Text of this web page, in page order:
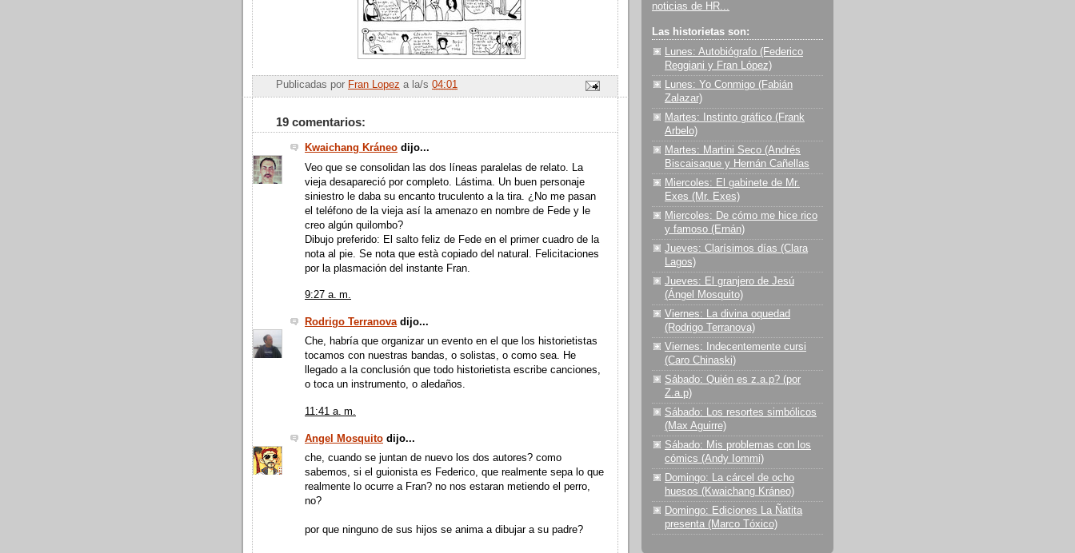
Publicadas por Fran Lopez a la/s 04:01
19 comentarios:
Kwaichang Kráneo dijo...
Veo que se consolidan las dos líneas paralelas de relato. La
vieja desapareció por completo. Lástima. Un buen personaje
siniestro le daba su encanto truculento a la tira. ¿No me pasan
el teléfono de la vieja así la amenazo en nombre de Fede y le
creo algún quilombo?
Dibujo preferido: El salto feliz de Fede en el primer cuadro de la
nota al pie. Se nota que està copiado del natural. Felicitaciones
por la plasmación del instante Fran.
9:27 a. m.
Rodrigo Terranovadijo...
Che, habría que organizar un evento en el que los historietistas
tocamos con nuestras bandas, o solistas, o como sea. He
llegado a la conclusión que todo historietista escribe canciones,
o toca un instrumento, o aledaños.
11:41 a. m.
Angel Mosquito dijo...
che, cuando se juntan de nuevo los dos autores? como
sabemos, si el guionista es Federico, que realmente sepa lo que
realmente lo ocurre a Fran? no nos estaran metiendo el perro,
no?
por que ninguno de sus hijos se anima a dibujar a su padre?
noticias de HR...
Las historietas son:
Lunes: Autobiógrafo (Federico
Reggiani y Fran López)
Lunes: Yo Conmigo (Fabián
Zalazar)
Martes: Instinto gráfico (Frank
Arbelo)
Martes: Martini Seco (Andrés
Biscaisaque y Hernán Cañellas
Miercoles: El gabinete de Mr.
Exes (Mr. Exes)
Miercoles: De cómo me hice rico
y famoso (Ernán)
Jueves: Clarísimos días (Clara
Lagos)
Jueves: El granjero de Jesú
(Ángel Mosquito)
Viernes: La divina oquedad
(Rodrigo Terranova)
Viernes: Indecentemente cursi
(Caro Chinaski)
Sábado: Quién es z.a.p? (por
Z.a.p)
Sábado: Los resortes simbólicos
(Max Aguirre)
Sábado: Mis problemas con los
cómics (Andy Iommi)
Domingo: La cárcel de ocho
huesos (Kwaichang Kráneo)
Domingo: Ediciones La Ñatita
presenta (Marco Tóxico)